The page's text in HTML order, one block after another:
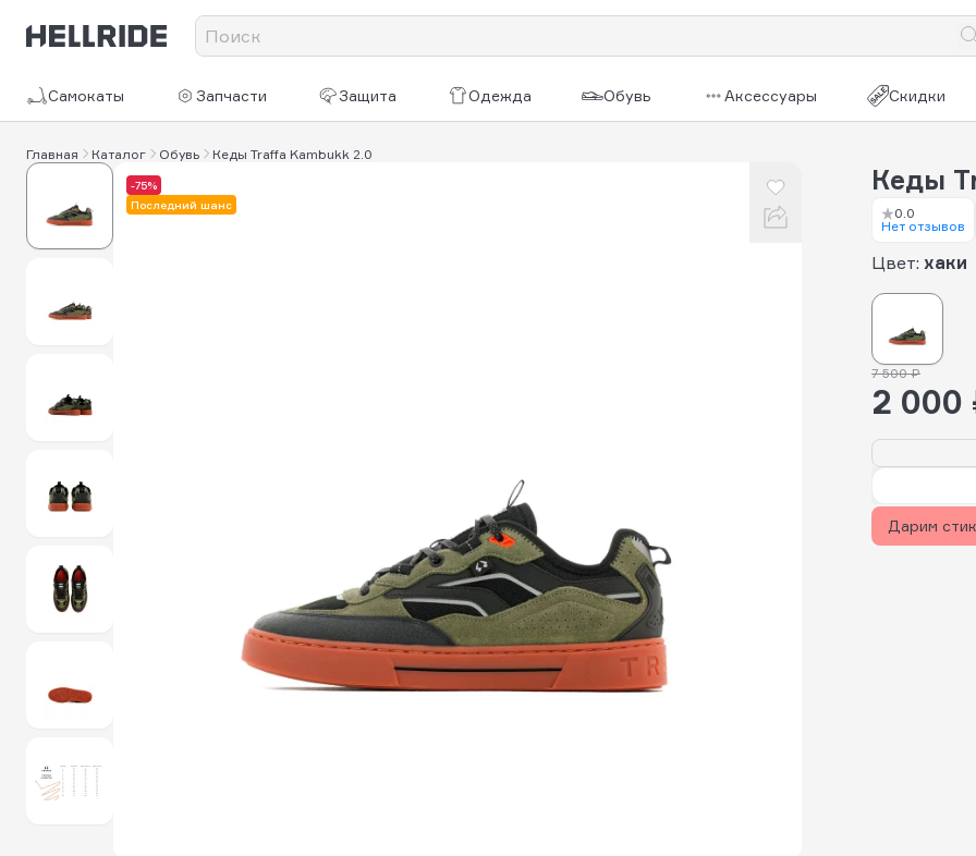
Самокаты Запчасти Защита Одежда Обувь Аксессуары Скидки
Главная Каталог Обувь Кеды Traffa Kambukk 2.0
-75%
Последний шанс
Кеды
0.0
Нет отзывов
Цвет: хаки
7 500 ₽
2 000
Дарим